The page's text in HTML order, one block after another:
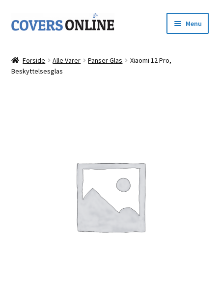
Spring
til
Spring
til
Menu
Shop
Forside Alle Varer Panser Glas
Xiaomi 12 Pro,
Beskyttelsesglas